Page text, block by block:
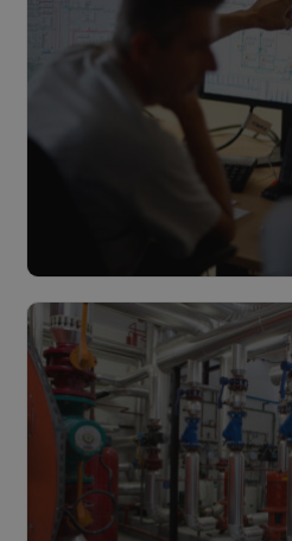
Gestion & monitoring
Lire plus